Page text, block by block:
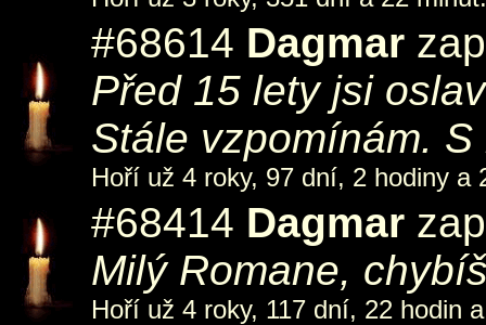
#68614 Dagmar
Před 15 lety jsi
Stále vzpomínám.
Hoří už 4 roky, 97 dní, 2 hodiny a
#68414 Dagmar
Milý Romane,
Hoří už 4 roky, 117 dní, 22 hodin